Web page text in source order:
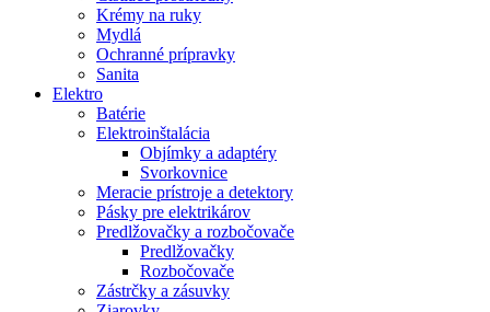
Krémy na ruky
Mydlá
Ochranné prípravky
Sanita
Elektro
Batérie
Elektroinštalácia
Objímky a adaptéry
Svorkovnice
Meracie prístroje a detektory
Pásky pre elektrikárov
Predlžovačky a rozbočovače
Predlžovačky
Rozbočovače
Zástrčky a zásuvky